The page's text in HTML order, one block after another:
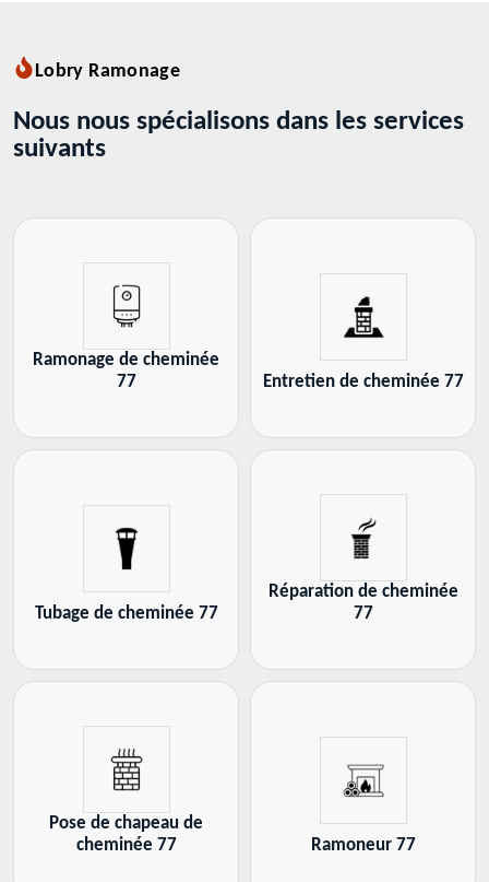
Lobry Ramonage
Nous nous spécialisons dans les services
suivants
Ramonage de cheminée
77
Entretien de cheminée 77
Tubage de cheminée 77
Réparation de cheminée
77
Pose de chapeau de
cheminée 77
Ramoneur 77